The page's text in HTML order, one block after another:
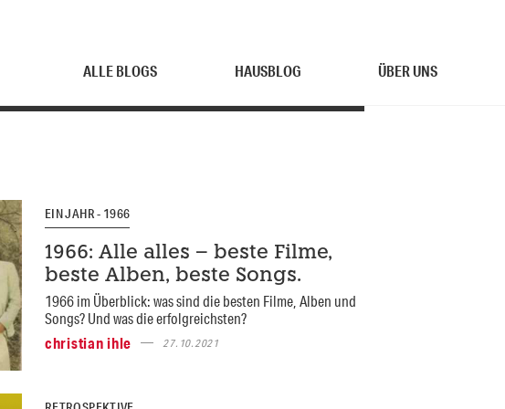
ALLE BLOGS HAUSBLOG ÜBER UNS
EIN JAHR - 1966
1966: Alle alles – beste Filme,
beste Alben, beste Songs.
1966 im Überblick: was sind die besten Filme, Alben und
Songs? Und was die erfolgreichsten?
christian ihle
27.10.2021